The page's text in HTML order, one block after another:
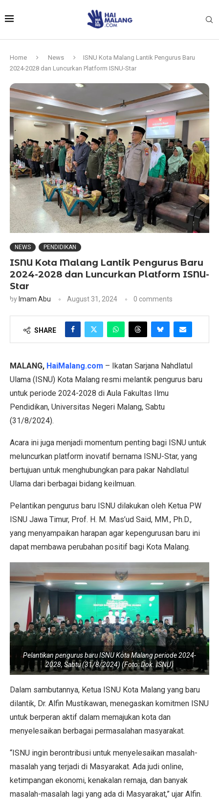
Home News
ISNU Kota Malang Lantik Pengurus Baru
2024-2028 dan Luncurkan Platform ISNU-Star
NEWS PENDIDIKAN
ISNU Kota Malang Lantik Pengurus Baru
2024-2028 dan Luncurkan Platform ISNU-
Star
by Imam Abu August 31, 2024 0 comments
SHARE
MALANG, HaiMalang.com – Ikatan Sarjana Nahdlatul
Ulama (ISNU) Kota Malang resmi melantik pengurus baru
untuk periode 2024-2028 di Aula Fakultas Ilmu
Pendidikan, Universitas Negeri Malang, Sabtu
(31/8/2024).
Acara ini juga menjadi momentum penting bagi ISNU untuk
meluncurkan platform inovatif bernama ISNU-Star, yang
bertujuan untuk menghubungkan para pakar Nahdlatul
Ulama dari berbagai bidang keilmuan.
Pelantikan pengurus baru ISNU dilakukan oleh Ketua PW
ISNU Jawa Timur, Prof. H. M. Mas’ud Said, MM., Ph.D.,
yang menyampaikan harapan agar kepengurusan baru ini
dapat membawa perubahan positif bagi Kota Malang.
Pelantikan pengurus baru ISNU Kota Malang periode 2024-
2028, Sabtu (31/8/2024) (Foto: Dok. ISNU)
Dalam sambutannya, Ketua ISNU Kota Malang yang baru
dilantik, Dr. Alfin Mustikawan, menegaskan komitmen ISNU
untuk berperan aktif dalam memajukan kota dan
menyelesaikan berbagai permasalahan masyarakat.
“ISNU ingin berontribusi untuk menyelesaikan masalah-
masalah yang terjadi di Masyarakat. Ada judi online,
ketimpangan ekonomi, kenakalan remaja, dan banyak
masalah-masalah lagi yang ada di Masyarakat,” ujar Alfin.